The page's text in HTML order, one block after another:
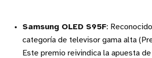
Samsung OLED S95F:
categoría de televisor gama alta
Este premio reivindica la apuesta